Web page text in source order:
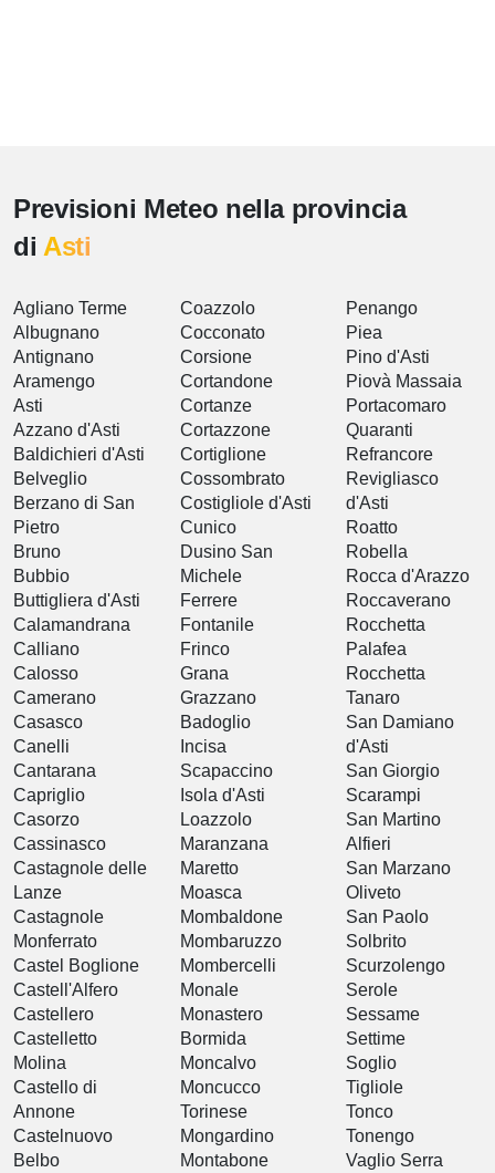
Previsioni Meteo nella provincia
di Asti
Agliano Terme
Albugnano
Antignano
Aramengo
Asti
Azzano d'Asti
Baldichieri d'Asti
Belveglio
Berzano di San
Pietro
Bruno
Bubbio
Buttigliera d'Asti
Calamandrana
Calliano
Calosso
Camerano
Casasco
Canelli
Cantarana
Capriglio
Casorzo
Cassinasco
Castagnole delle
Lanze
Castagnole
Monferrato
Castel Boglione
Castell'Alfero
Castellero
Castelletto
Molina
Castello di
Annone
Castelnuovo
Belbo
Coazzolo
Cocconato
Corsione
Cortandone
Cortanze
Cortazzone
Cortiglione
Cossombrato
Costigliole d'Asti
Cunico
Dusino San
Michele
Ferrere
Fontanile
Frinco
Grana
Grazzano
Badoglio
Incisa
Scapaccino
Isola d'Asti
Loazzolo
Maranzana
Maretto
Moasca
Mombaldone
Mombaruzzo
Mombercelli
Monale
Monastero
Bormida
Moncalvo
Moncucco
Torinese
Mongardino
Montabone
Penango
Piea
Pino d'Asti
Piovà Massaia
Portacomaro
Quaranti
Refrancore
Revigliasco
d'Asti
Roatto
Robella
Rocca d'Arazzo
Roccaverano
Rocchetta
Palafea
Rocchetta
Tanaro
San Damiano
d'Asti
San Giorgio
Scarampi
San Martino
Alfieri
San Marzano
Oliveto
San Paolo
Solbrito
Scurzolengo
Serole
Sessame
Settime
Soglio
Tigliole
Tonco
Tonengo
Vaglio Serra